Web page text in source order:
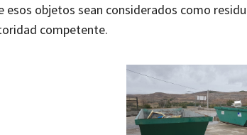
esos objetos sean considerados como
competente.